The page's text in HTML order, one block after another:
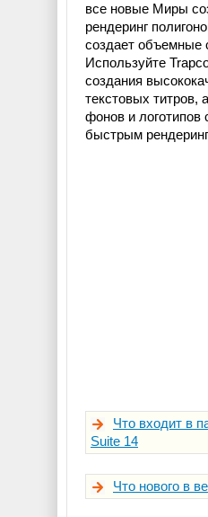
все новые Миры
рендеринг
создает объемные
Используйте
создания
текстовых титров,
фонов и
быстрым
Что входит в
Suite 14
Что нового в